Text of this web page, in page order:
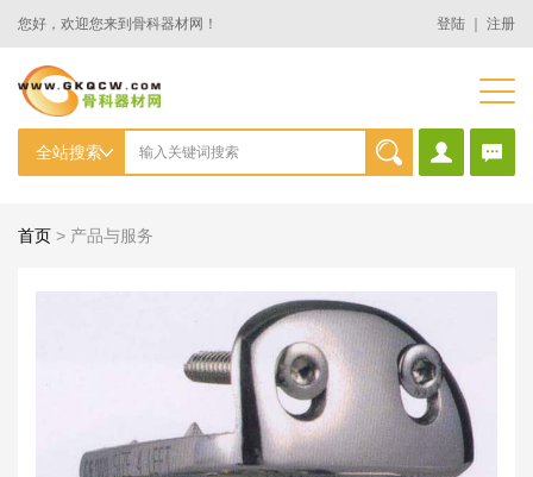
您好，欢迎您来到骨科器材网！ 登陆 注册
首页 > 产品与服务